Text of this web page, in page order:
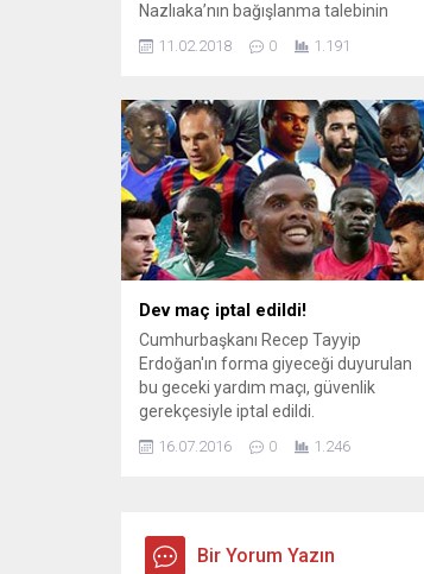
Nazlıaka’nın bağışlanma talebinin
gündeme geldi. Bağışlanma önerisi,
yaşanan sert tartışmaları ardından
Olağan Kurultay’ın ardından Genel
Başkan Kemal Kılıçdaroğlu
başkanlığında dün ilk toplantısını yaptı.
Basına kapalı toplantı yaklaşık 5 saat...
11.02.2018 0 1.191
Dev maç iptal edildi!
Cumhurbaşkanı Recep Tayyip
Erdoğan'ın forma giyeceği duyurulan
bu geceki yardım maçı, güvenlik
gerekçesiyle iptal edildi.
16.07.2016 0 1.246
Bir Yorum Yazın